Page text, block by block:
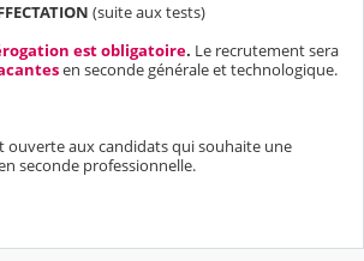
(suite aux tests)
est obligatoire. Le recrutement sera
en seconde générale et technologique.
ouverte aux candidats qui souhaite une
seconde professionnelle.